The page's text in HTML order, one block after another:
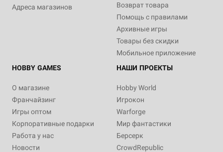
Адреса магазинов
Возврат товара
Помощь с правилами
Архивные игры
Товары без скидки
Мобильное приложение
HOBBY GAMES
О магазине
Франчайзинг
Игры оптом
Корпоративные подарки
Работа у нас
Новости
НАШИ ПРОЕКТЫ
Hobby World
Игрокон
Warforge
Мир фантастики
Берсерк
CrowdRepublic